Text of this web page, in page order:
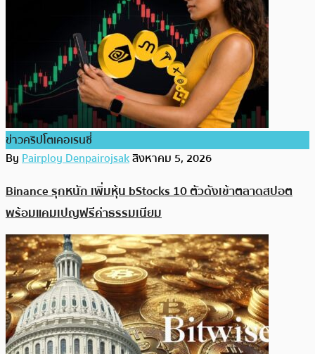
ข่าวคริปโตเคอเรนซี่
ByPairploy Denpairojsakสิงหาคม 5, 2026
Binance รุกหนัก เพิ่มหุ้น bStocks 10 ตัวดังเข้าตลาดสปอต
พร้อมแคมเปญฟรีค่าธรรมเนียม